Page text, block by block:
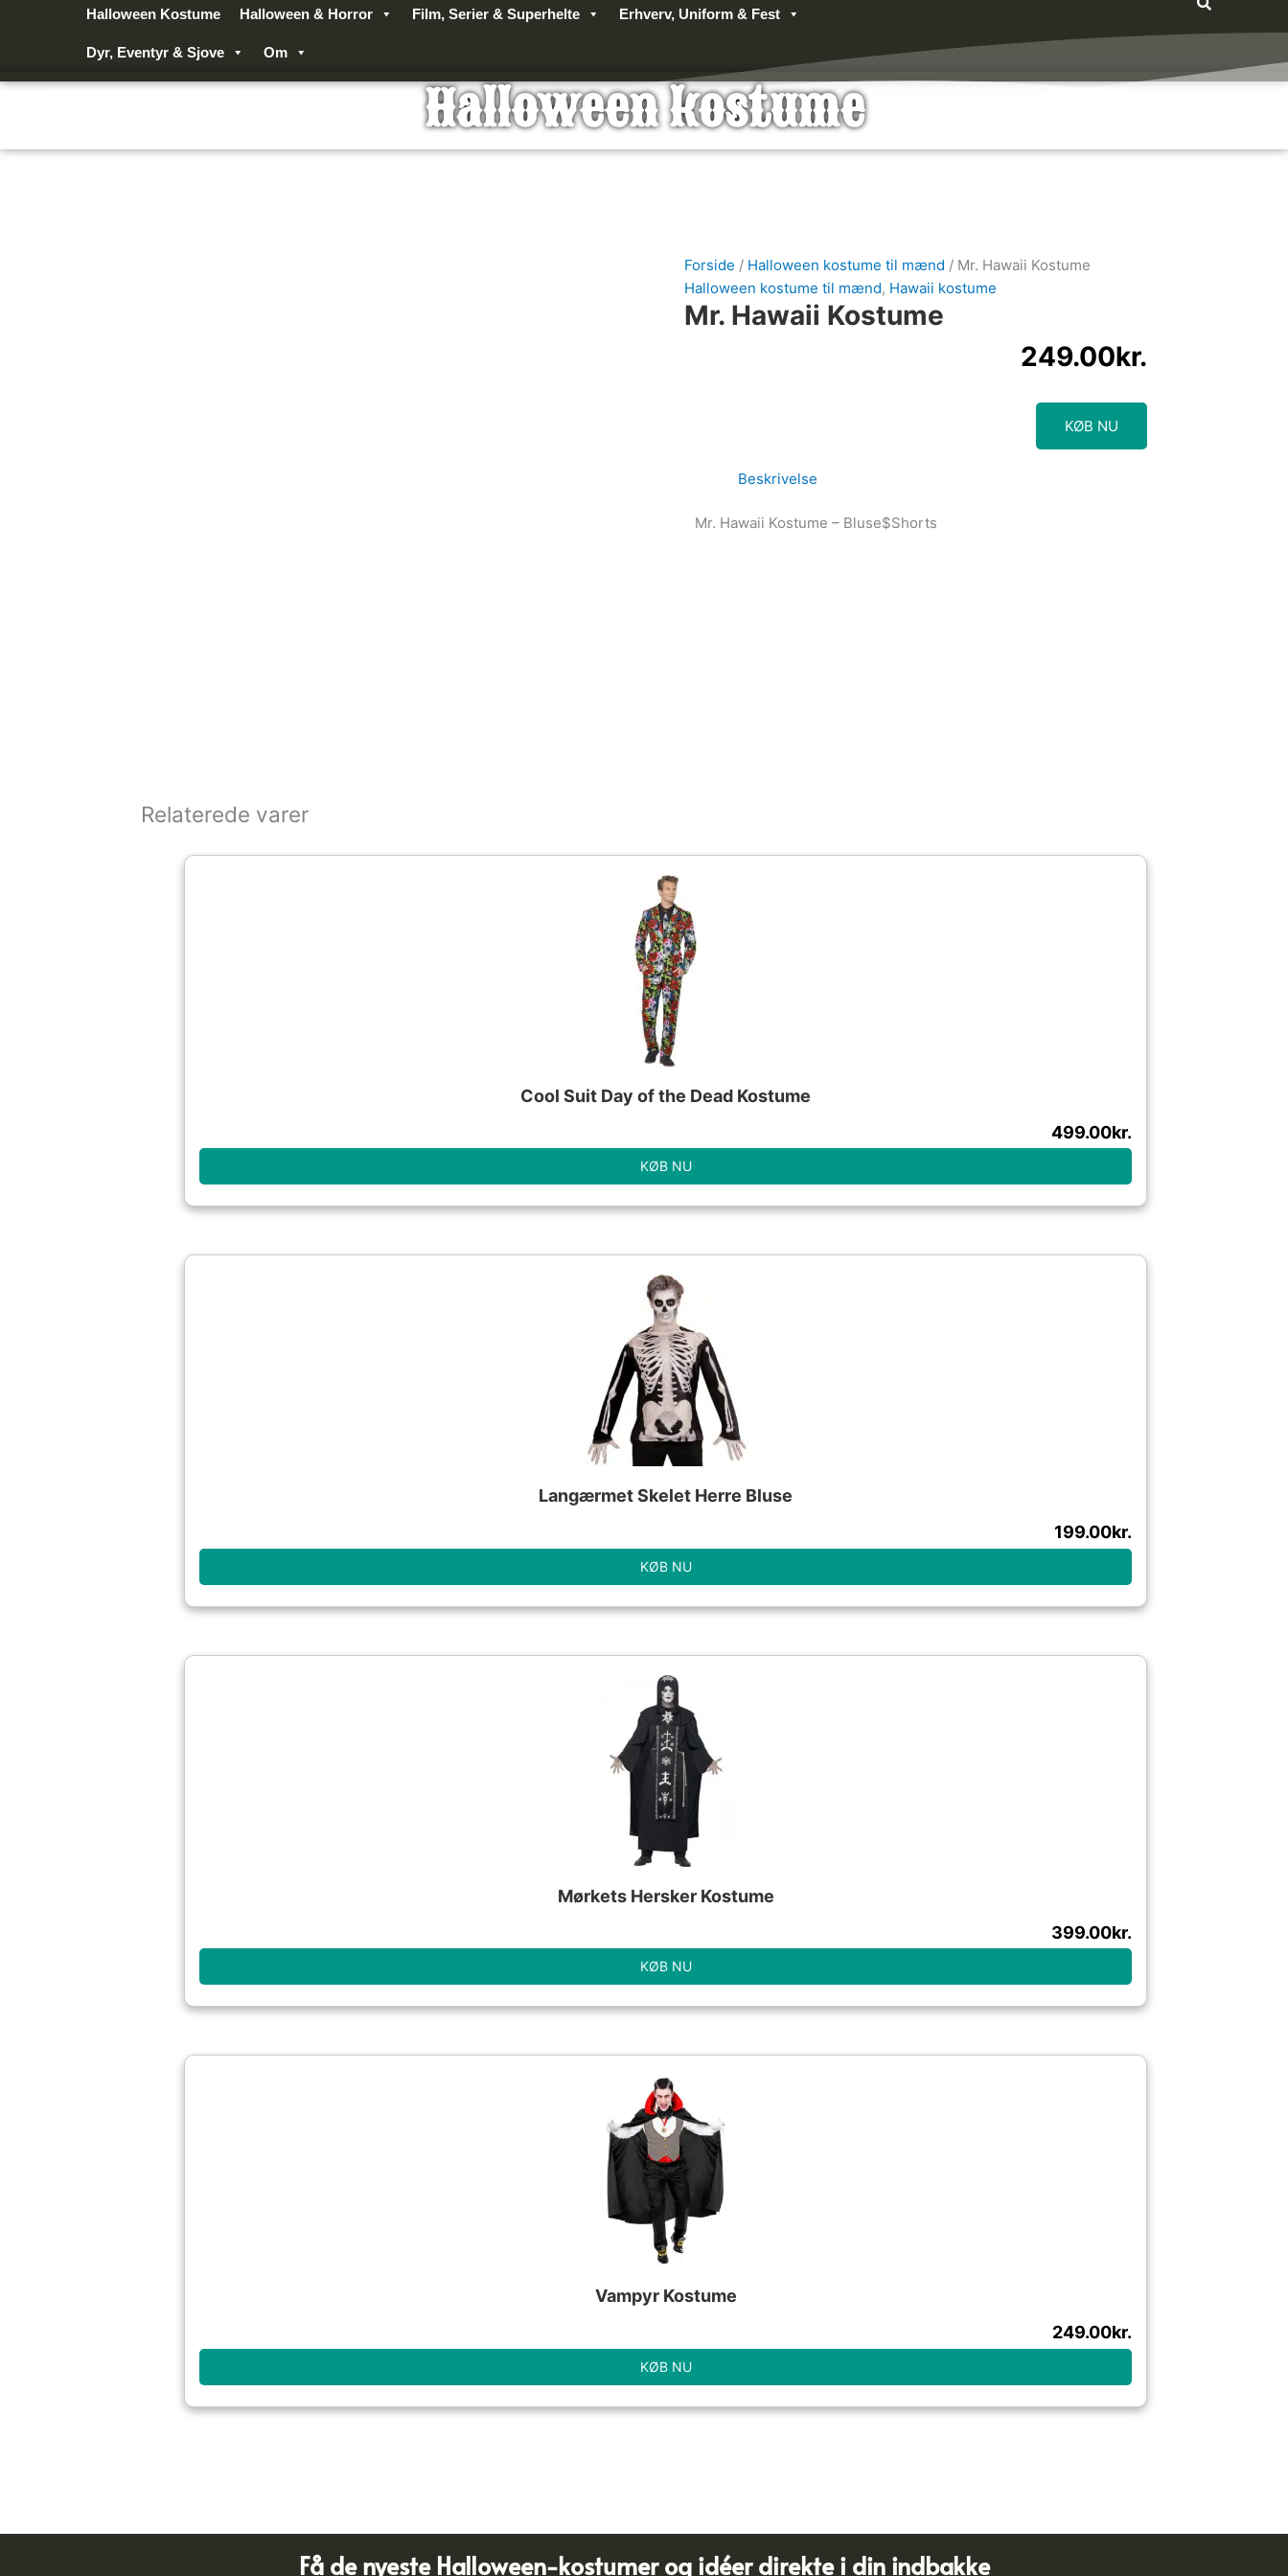
Halloween Kostume Halloween & Horror Film, Serier & Superhelte Erhverv, Uniform & Fest
Dyr, Eventyr & Sjove Om
Halloween kostume
Forside / Halloween kostume til mænd / Mr. Hawaii Kostume
Halloween kostume til mænd, Hawaii kostume
Mr. Hawaii Kostume
249.00kr.
KØB NU
Beskrivelse
Mr. Hawaii Kostume – Bluse$Shorts
Relaterede varer
Cool Suit Day of the Dead Kostume
499.00kr.
KØB NU
Langærmet Skelet Herre Bluse
199.00kr.
KØB NU
Mørkets Hersker Kostume
399.00kr.
KØB NU
Vampyr Kostume
249.00kr.
KØB NU
Få de nyeste Halloween-kostumer og idéer direkte i din indbakke